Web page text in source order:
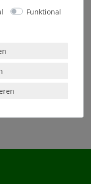
Speichelecht.
Funktional